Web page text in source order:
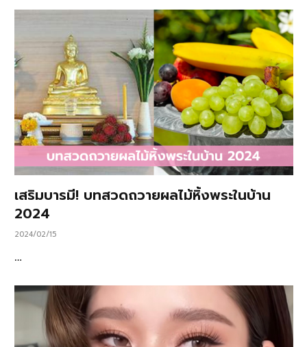
เสริมบารมี! บทสวดถวายผลไม้หิ้งพระในบ้าน
2024
2024/02/15
…